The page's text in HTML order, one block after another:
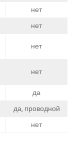
нет
нет
нет
нет
да
да, проводной
нет